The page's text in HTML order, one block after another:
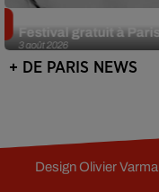
3 août 2026
Festival gratuit à Paris
+ DE PARIS NEWS
DesignOlivier Varma